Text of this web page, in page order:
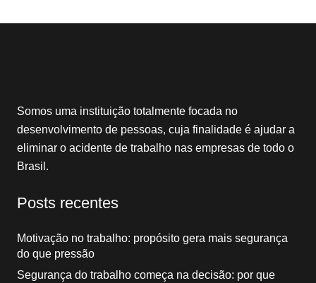
Somos uma instituição totalmente focada no
desenvolvimento de pessoas, cuja finalidade é ajudar a
eliminar o acidente de trabalho nas empresas de todo o
Brasil.
Posts recentes
Motivação no trabalho: propósito gera mais segurança
do que pressão
Segurança do trabalho começa na decisão: por que